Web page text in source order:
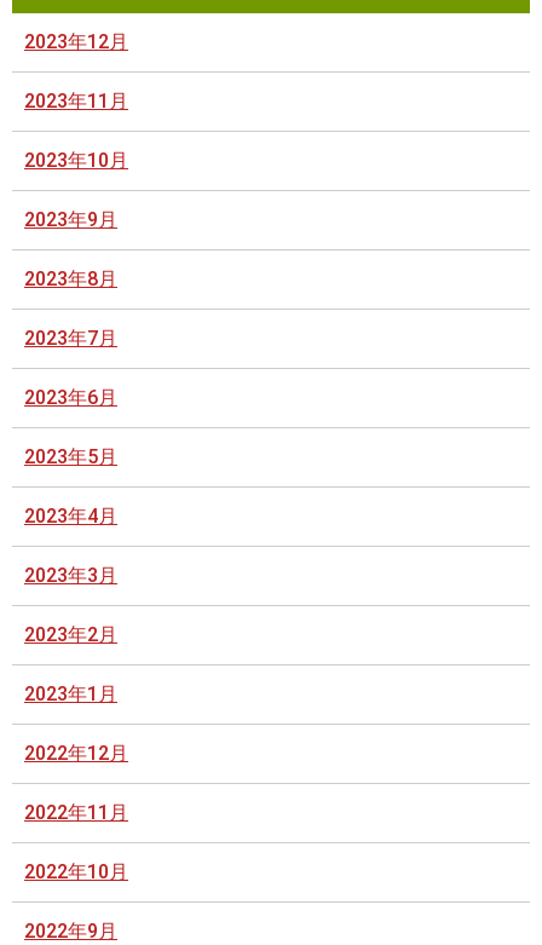
2023年12月
2023年11月
2023年10月
2023年9月
2023年8月
2023年7月
2023年6月
2023年5月
2023年4月
2023年3月
2023年2月
2023年1月
2022年12月
2022年11月
2022年10月
2022年9月